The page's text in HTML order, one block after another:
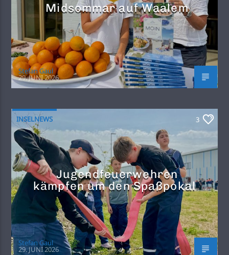
Midsommar auf Waalem
Stefan Gaul
29. JUNI 2026
INSELNEWS 3
Jugendfeuerwehren
kämpfen um den Spaßpokal
Stefan Gaul
29. JUNI 2026